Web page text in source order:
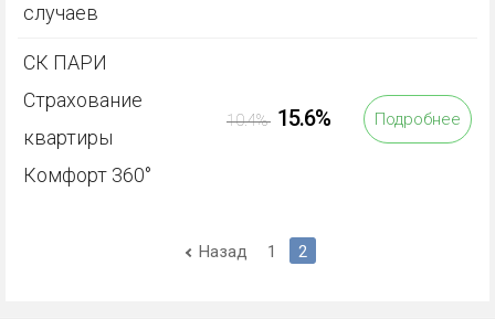
случаев
СК ПАРИ
Страхование
квартиры
Комфорт 360°
10.4% 15.6% Подробнее
Назад 1 2